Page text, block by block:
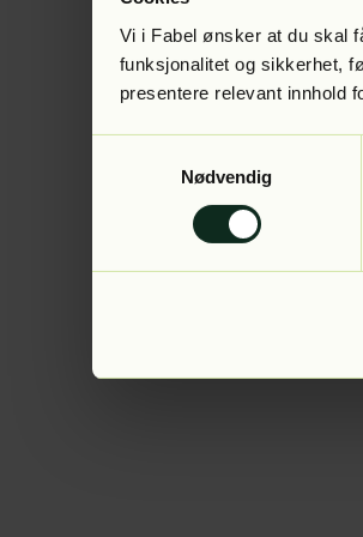
Vi i Fabel ønsker at du skal
funksjonalitet og sikkerhet,
presentere relevant innhold
Nødvendig
Application